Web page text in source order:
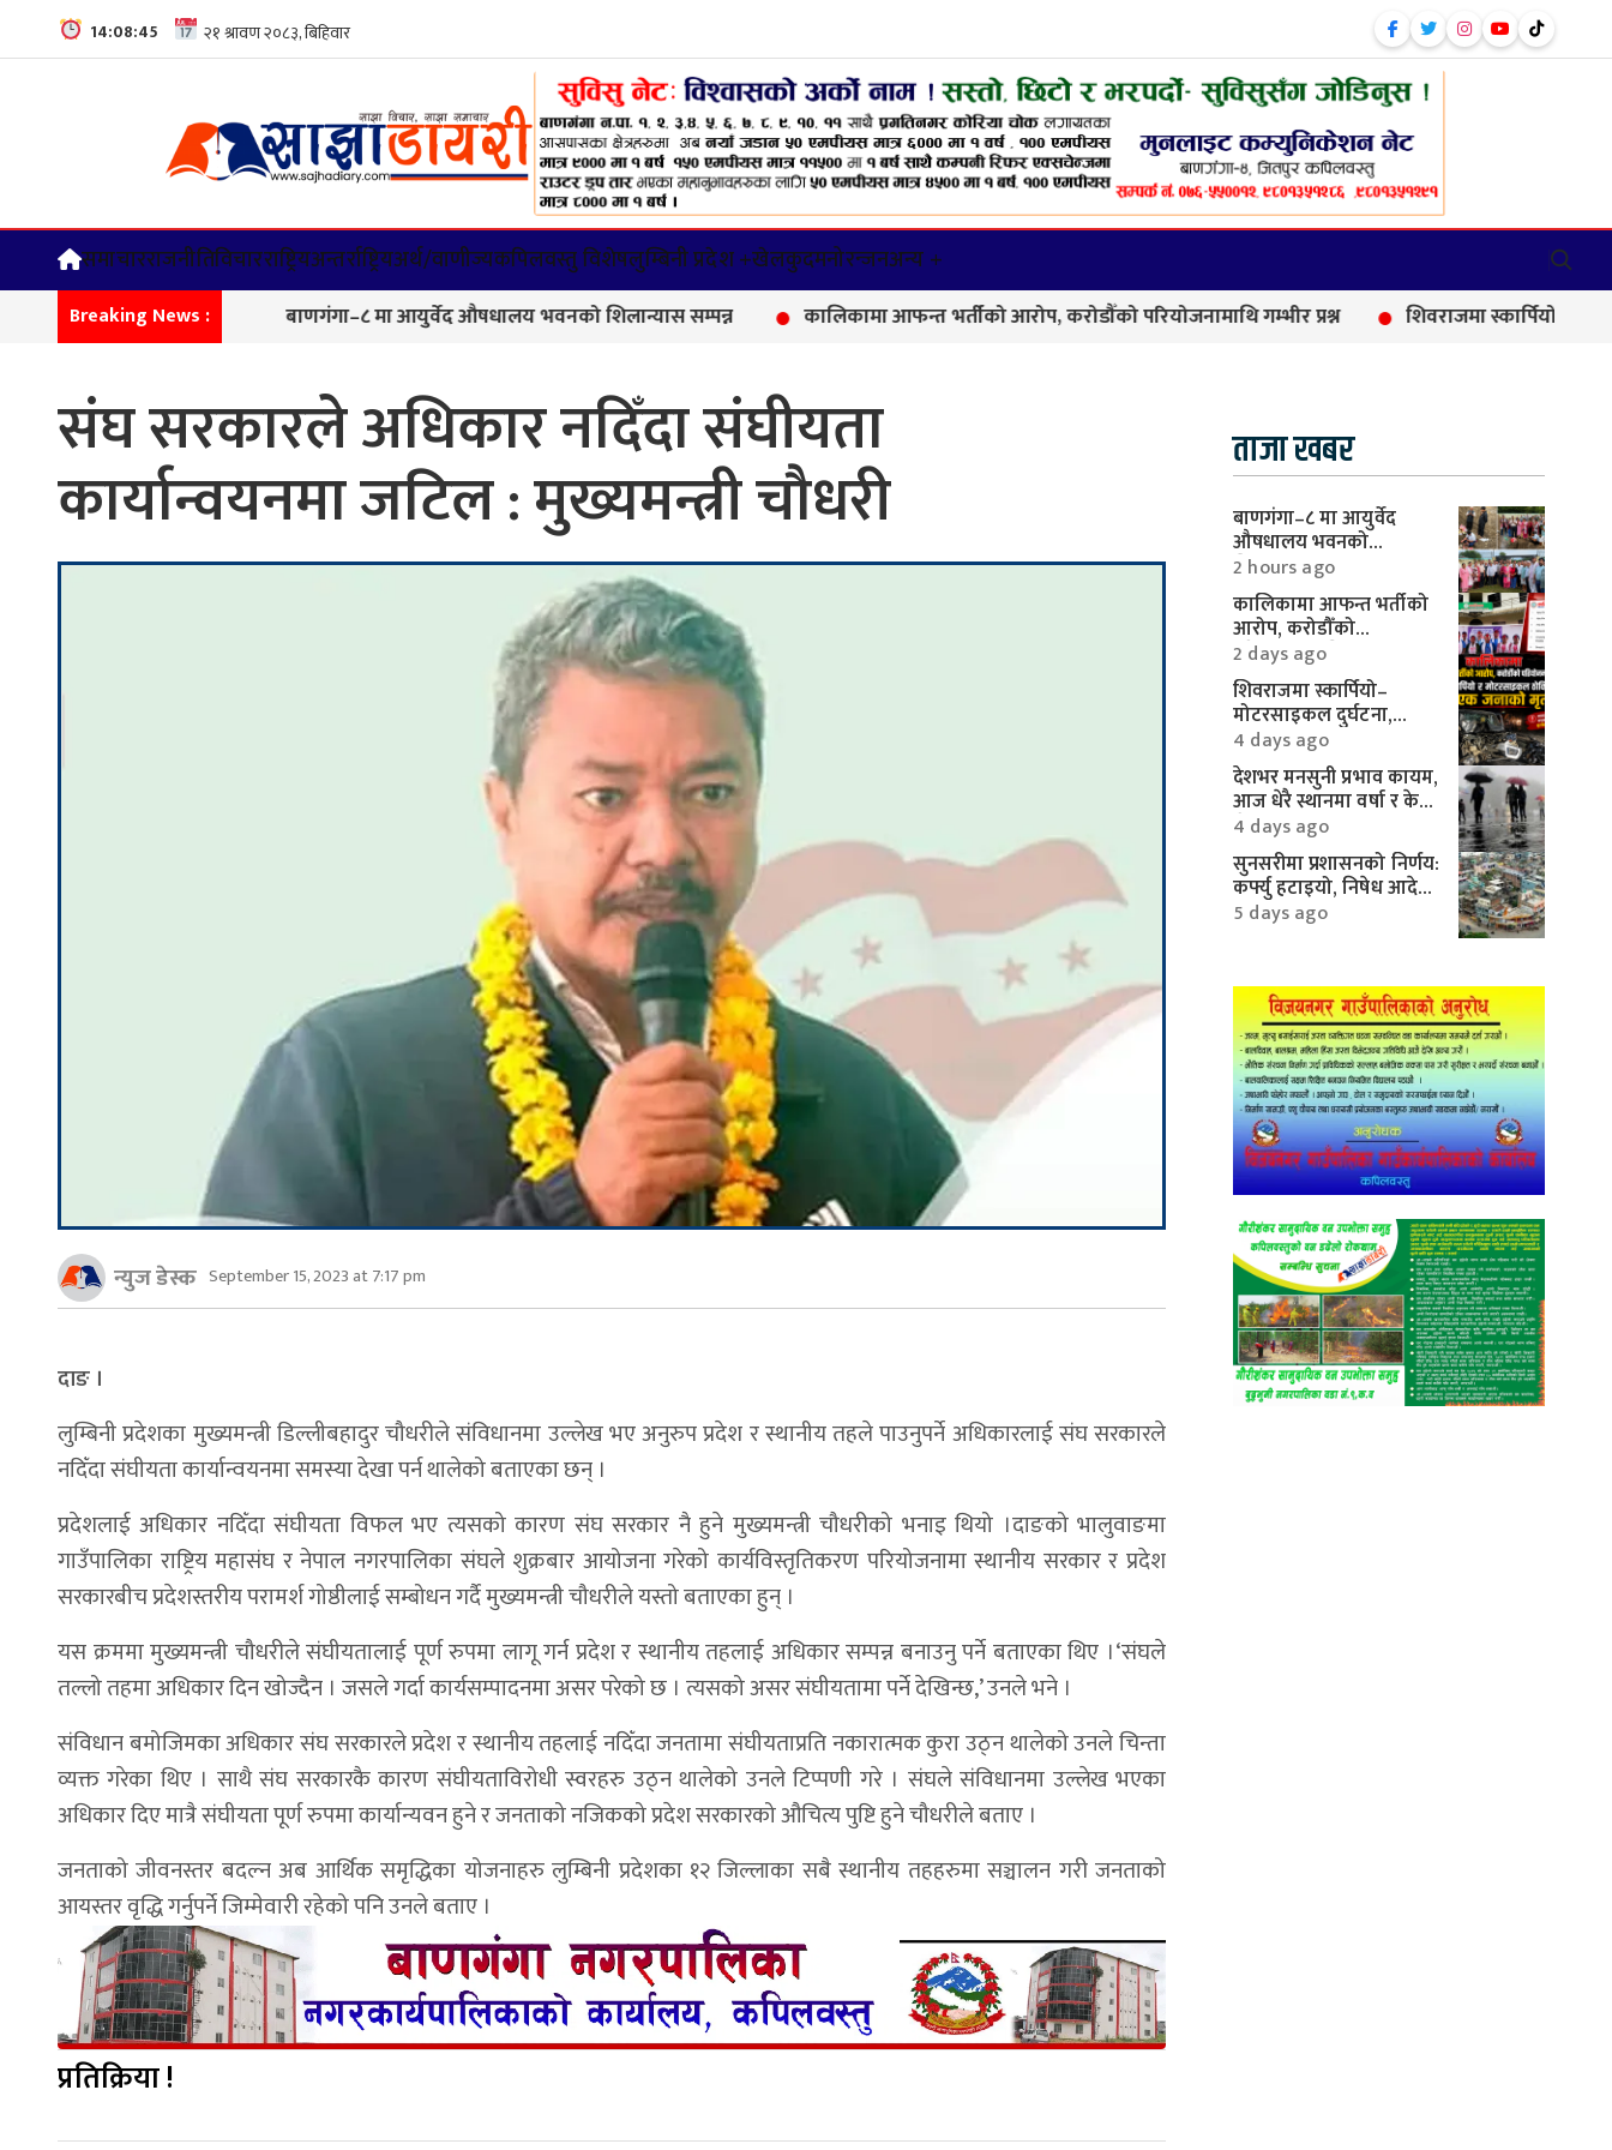
14:08:46
समाचारराजनीतिविचारराष्ट्रियअन्तर्राष्ट्रियअर्थ/वाणीज्यकपिलवस्तु विशेषलुम्बिनी प्रदेश +खेलकुदमनोरन्जनअन्य +
Breaking News :बाणगंगा–८ मा आयुर्वेद औषधालय भवनको शिलान्यास सम्पन्न कालिकामा आफन्त भर्तीको आरोप, करोडौँको परियोजनामाथि गम्भीर प्रश्न शिवराजमा स्कार्पियो–मोटरसाइकल
संघ सरकारले अधिकार नदिँदा संघीयता
कार्यान्वयनमा जटिल : मुख्यमन्त्री चौधरी
न्युज डेस्क September 15, 2023 at 7:17 pm
दाङ ।
लुम्बिनी प्रदेशका मुख्यमन्त्री डिल्लीबहादुर चौधरीले संविधानमा उल्लेख भए अनुरुप प्रदेश र स्थानीय तहले पाउनुपर्ने अधिकारलाई संघ सरकारले
नदिँदा संघीयता कार्यान्वयनमा समस्या देखा पर्न थालेको बताएका छन् ।
प्रदेशलाई अधिकार नदिँदा संघीयता विफल भए त्यसको कारण संघ सरकार नै हुने मुख्यमन्त्री चौधरीको भनाइ थियो ।दाङको भालुवाङमा
गाउँपालिका राष्ट्रिय महासंघ र नेपाल नगरपालिका संघले शुक्रबार आयोजना गरेको कार्यविस्तृतिकरण परियोजनामा स्थानीय सरकार र प्रदेश
सरकारबीच प्रदेशस्तरीय परामर्श गोष्ठीलाई सम्बोधन गर्दै मुख्यमन्त्री चौधरीले यस्तो बताएका हुन् ।
यस क्रममा मुख्यमन्त्री चौधरीले संघीयतालाई पूर्ण रुपमा लागू गर्न प्रदेश र स्थानीय तहलाई अधिकार सम्पन्न बनाउनु पर्ने बताएका थिए ।‘संघले
तल्लो तहमा अधिकार दिन खोज्दैन । जसले गर्दा कार्यसम्पादनमा असर परेको छ । त्यसको असर संघीयतामा पर्ने देखिन्छ,’ उनले भने ।
संविधान बमोजिमका अधिकार संघ सरकारले प्रदेश र स्थानीय तहलाई नदिँदा जनतामा संघीयताप्रति नकारात्मक कुरा उठ्न थालेको उनले चिन्ता
व्यक्त गरेका थिए । साथै संघ सरकारकै कारण संघीयताविरोधी स्वरहरु उठ्न थालेको उनले टिप्पणी गरे । संघले संविधानमा उल्लेख भएका
अधिकार दिए मात्रै संघीयता पूर्ण रुपमा कार्यान्यवन हुने र जनताको नजिकको प्रदेश सरकारको औचित्य पुष्टि हुने चौधरीले बताए ।
जनताको जीवनस्तर बदल्न अब आर्थिक समृद्धिका योजनाहरु लुम्बिनी प्रदेशका १२ जिल्लाका सबै स्थानीय तहहरुमा सञ्चालन गरी जनताको
आयस्तर वृद्धि गर्नुपर्ने जिम्मेवारी रहेको पनि उनले बताए ।
प्रतिक्रिया !
ताजा खबर
बाणगंगा–८ मा आयुर्वेद
औषधालय भवनको
शिलान्यास सम्पन्न
2 hours ago
कालिकामा आफन्त भर्तीको
आरोप, करोडौँको
परियोजनामाथि गम्भीर प्रश्न
2 days ago
शिवराजमा स्कार्पियो–
मोटरसाइकल दुर्घटना,
एकको मृत्यु
4 days ago
देशभर मनसुनी प्रभाव कायम,
आज धेरै स्थानमा वर्षा र केही
क्षेत्रमा भारी वर्षाको
सम्भावना
4 days ago
सुनसरीमा प्रशासनको निर्णय:
कर्फ्यु हटाइयो, निषेध आदेश
यथावत्
5 days ago